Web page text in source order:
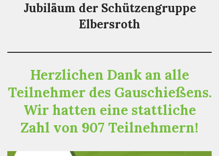
Jubiläum der Schützengruppe
Elbersroth
Herzlichen Dank an alle
Teilnehmer des Gauschießens.
Wir hatten eine stattliche
Zahl von 907 Teilnehmern!